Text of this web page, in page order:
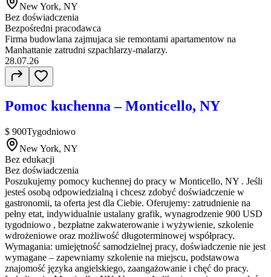
New York, NY
Bez doświadczenia
Bezpośredni pracodawca
Firma budowlana zajmujaca sie remontami apartamentow na
Manhattanie zatrudni szpachlarzy-malarzy.
28.07.26
Pomoc kuchenna – Monticello, NY
$ 900Tygodniowo
New York, NY
Bez edukacji
Bez doświadczenia
Poszukujemy pomocy kuchennej do pracy w Monticello, NY . Jeśli
jesteś osobą odpowiedzialną i chcesz zdobyć doświadczenie w
gastronomii, ta oferta jest dla Ciebie. Oferujemy: zatrudnienie na
pełny etat, indywidualnie ustalany grafik, wynagrodzenie 900 USD
tygodniowo , bezpłatne zakwaterowanie i wyżywienie, szkolenie
wdrożeniowe oraz możliwość długoterminowej współpracy.
Wymagania: umiejętność samodzielnej pracy, doświadczenie nie jest
wymagane – zapewniamy szkolenie na miejscu, podstawowa
znajomość języka angielskiego, zaangażowanie i chęć do pracy.